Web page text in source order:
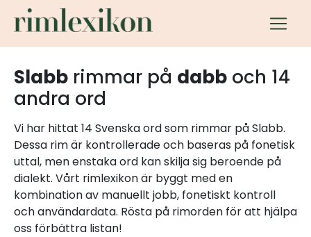
Slabb rimmar på dabb och 14
andra ord
Vi har hittat 14 Svenska ord som rimmar på Slabb.
Dessa rim är kontrollerade och baseras på fonetisk
uttal, men enstaka ord kan skilja sig beroende på
dialekt. Vårt rimlexikon är byggt med en
kombination av manuellt jobb, fonetiskt kontroll
och användardata. Rösta på rimorden för att hjälpa
oss förbättra listan!